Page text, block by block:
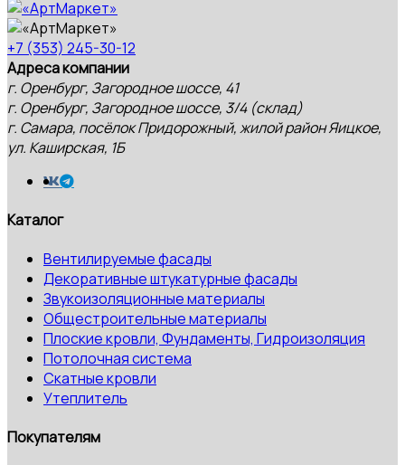
+7 (353) 245-30-12
Адреса компании
г. Оренбург, Загородное шоссе, 41
г. Оренбург, Загородное шоссе, 3/4 (склад)
г. Самара, посёлок Придорожный, жилой район Яицкое,
ул. Каширская, 1Б
Каталог
Вентилируемые фасады
Декоративные штукатурные фасады
Звукоизоляционные материалы
Общестроительные материалы
Плоские кровли, Фундаменты, Гидроизоляция
Потолочная система
Скатные кровли
Утеплитель
Покупателям